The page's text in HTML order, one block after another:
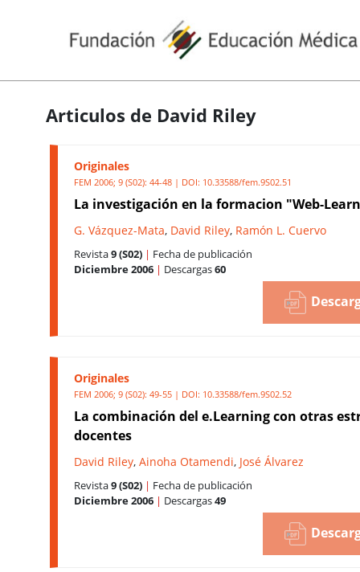
Articulos de David Riley
Originales
FEM 2006; 9 (S02): 44-48 | DOI: 10.33588/fem.9S02.51
La investigación en la formacion "Web-
G. Vázquez-Mata, David Riley, Ramón L. Cuervo
Revista9 (S02) | Fecha de publicación
Diciembre 2006 | Descargas60
Originales
FEM 2006; 9 (S02): 49-55 | DOI: 10.33588/fem.9S02.52
La combinación del e.Learning con otras
docentes
David Riley, Ainoha Otamendi, José Álvarez
Revista9 (S02) | Fecha de publicación
Diciembre 2006 | Descargas49